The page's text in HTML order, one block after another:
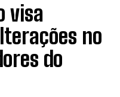
visa
no
do